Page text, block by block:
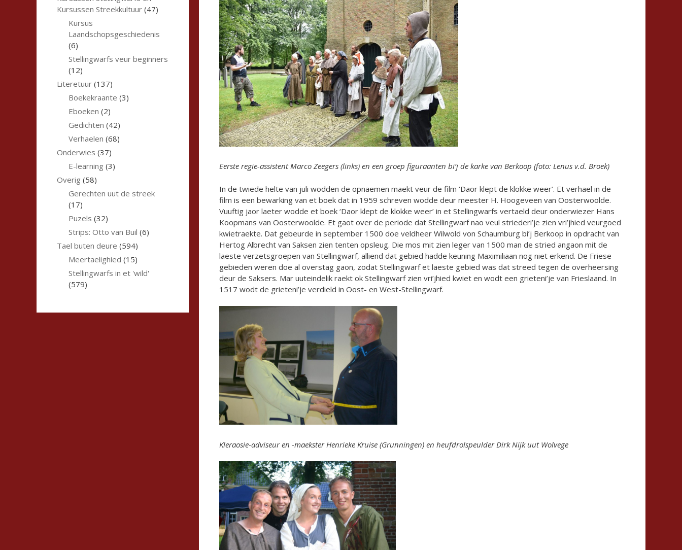
Eerste regie-assistent Marco Zeegers (links) en een groep figuraanten bi’j de karke van Berkoop (foto: Lenus v.d. Broek)
In de twiede helte van juli wodden de opnaemen maekt veur de film ‘Daor klept de klokke weer’. Et verhael in de
film is een bewarking van et boek dat in 1959 schreven wodde deur meester H. Hoogeveen van Oosterwoolde.
Vuuftig jaor laeter wodde et boek ‘Daor klept de klokke weer’ in et Stellingwarfs vertaeld deur onderwiezer Hans
Koopmans van Oosterwoolde. Et gaot over de periode dat Stellingwarf nao veul striederi’je zien vri’jhied veurgoed
kwietraekte. Dat gebeurde in september 1500 doe veldheer Wilwold von Schaumburg bi’j Berkoop in opdracht van
Hertog Albrecht van Saksen zien tenten opsleug. Die mos mit zien leger van 1500 man de stried angaon mit de
laeste verzetsgroepen van Stellingwarf, alliend dat gebied hadde keuning Maximiliaan nog niet erkend. De Friese
gebieden weren doe al overstag gaon, zodat Stellingwarf et laeste gebied was dat streed tegen de overheersing
deur de Saksers. Mar uuteindelik raekt ok Stellingwarf zien vri’jhied kwiet en wodt een grieteni’je van Frieslaand. In
1517 wodt de grieteni’je verdield in Oost- en West-Stellingwarf.
Kleraosie-adviseur en -maekster Henrieke Kruise (Grunningen) en heufdrolspeulder Dirk Nijk uut Wolvege
Kursussen Streekkultuur (47)
Kursus
Laandschopsgeschiedenis
(6)
Stellingwarfs veur beginners
(12)
Literetuur (137)
Boekekraante (3)
Eboeken (2)
Gedichten (42)
Verhaelen (68)
Onderwies (37)
E-learning (3)
Overig (58)
Gerechten uut de streek
(17)
Puzels (32)
Strips: Otto van Buil (6)
Tael buten deure (594)
Meertaelighied (15)
Stellingwarfs in et 'wild'
(579)